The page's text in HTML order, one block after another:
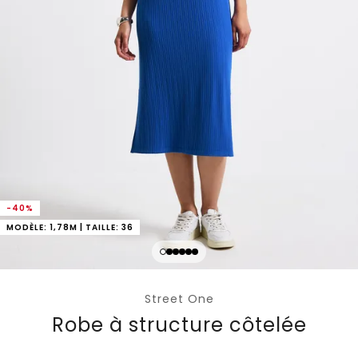
-40%
MODÈLE: 1,78M | TAILLE: 36
Street One
Robe à structure côtelée